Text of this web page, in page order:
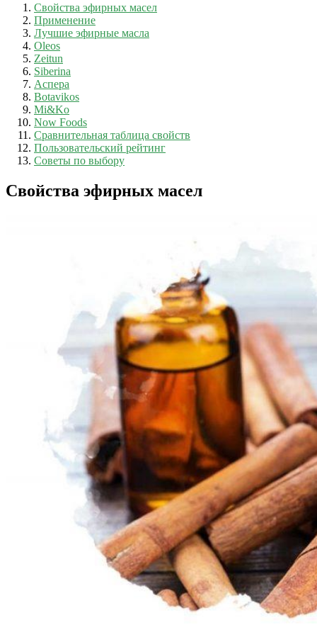
Свойства эфирных масел
Применение
Лучшие эфирные масла
Oleos
Zeitun
Siberina
Аспера
Botavikos
Mi&Ko
Now Foods
Сравнительная таблица свойств
Пользовательский рейтинг
Советы по выбору
Свойства эфирных масел